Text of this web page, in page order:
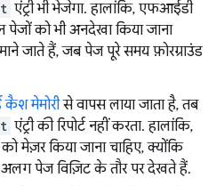
एंट्री भी भेजेगा. हालांकि, एफआईडी
को भी अनदेखा किया जाना
जाते हैं, जब पेज पूरे समय फ़ोरग्राउंड
कैश मेमोरीसे वापस लाया जाता है, तब
एंट्री की रिपोर्ट नहीं करता. हालांकि,
मेज़र किया जाना चाहिए, क्योंकि
पेज विज़िट के तौर पर देखते हैं.